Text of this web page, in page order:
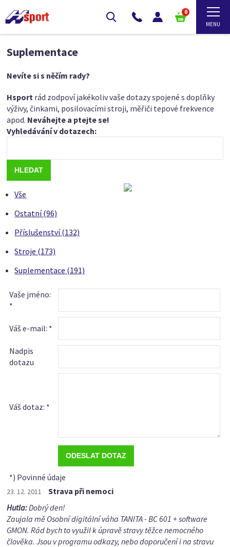
0
Suplementace
Nevíte si s něčím rady?
Hsport rád zodpoví jakékoliv vaše dotazy spojené s doplňky
výživy, činkami, posilovacími stroji, měřiči tepové frekvence
apod. Neváhejte a ptejte se!
Vyhledávání v dotazech:
Vše
Ostatní (96)
Příslušenství (132)
Stroje (173)
Suplementace (191)
Vaše jméno:
*
Váš e-mail: *
Nadpis
dotazu
Váš dotaz: *
*) Povinné údaje
23. 12. 2011
Strava při nemoci
Hutla:Dobrý den!
Zaujala mě Osobní digitální váha TANITA - BC 601 + software
GMON. Rád bych to využil k úpravě stravy těžce nemocného
člověka. Jsou v programu odkazy, nebo doporučení i na stravu